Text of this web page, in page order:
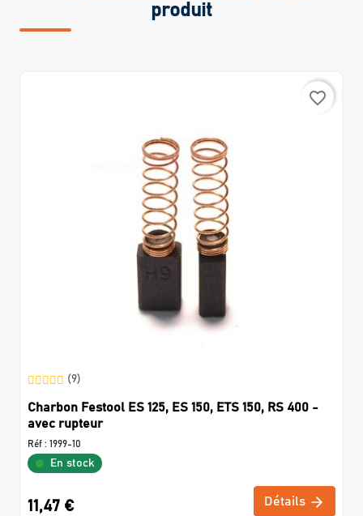
produit
favorite_border
(9)
Charbon Festool ES 125, ES 150, ETS 150, RS 400 -
avec rupteur
Réf : 1999-10
En stock
11,47 € Détails